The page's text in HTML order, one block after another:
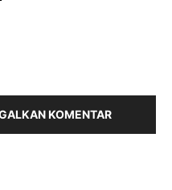
KOMENTAR